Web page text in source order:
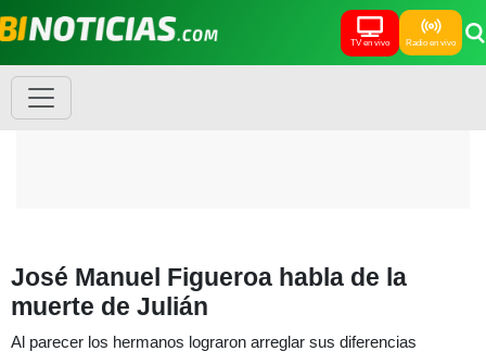
TV en vivo Radio en vivo
José Manuel Figueroa habla de la
muerte de Julián
Al parecer los hermanos lograron arreglar sus diferencias